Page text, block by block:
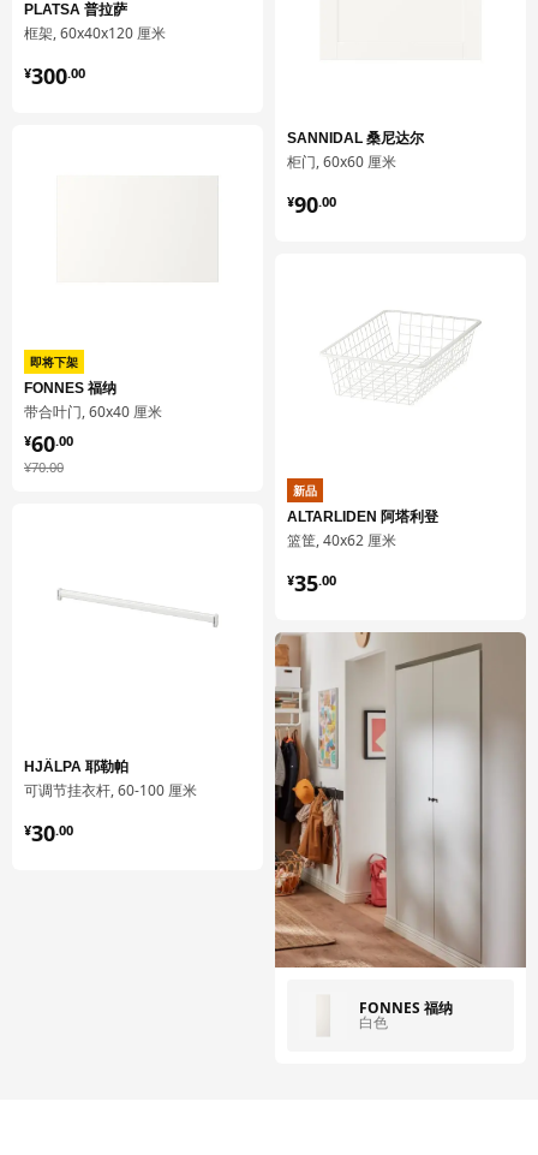
PLATSA 普拉萨
框架, 60x40x120 厘米
¥300.00
¥ 300.00
即将下架
FONNES 福纳
带合叶门, 60x40 厘米
¥70.00
¥ 70.00
¥60.00
¥ 60.00
HJÄLPA 耶勒帕
可调节挂衣杆, 60-100 厘米
¥30.00
¥ 30.00
SANNIDAL 桑尼达尔
柜门, 60x60 厘米
¥90.00
¥ 90.00
新品
ALTARLIDEN 阿塔利登
篮筐, 40x62 厘米
¥35.00
¥ 35.00
FONNES 福纳
白色